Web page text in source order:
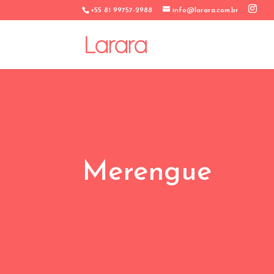
+55 81 99757-2988 info@larara.com.br
Merengue